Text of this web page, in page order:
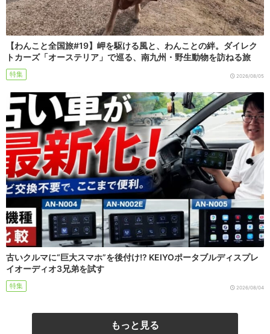
【わんこと全国旅#19】岬を駆ける風と、わんことの絆。ダイレク
トカーズ「オーステリア」で巡る、南九州・野生動物を訪ねる旅
特集 2026/08/05
古いクルマに“巨大スマホ”を後付け!? KEIYOポータブルディスプレ
イオーディオ3兄弟を試す
特集 2026/08/04
もっと見る